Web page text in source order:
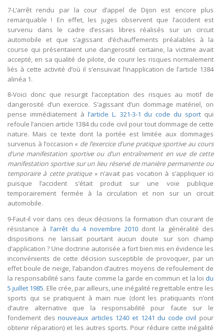
7-L’arrêt rendu par la cour d’appel de Dijon est encore plus
remarquable ! En effet, les juges observent que l’accident est
survenu dans le cadre d’essais libres réalisés sur un circuit
automobile et que s’agissant d’échauffements préalables à la
course qui présentaient une dangerosité certaine, la victime avait
accepté, en sa qualité de pilote, de courir les risques normalement
liés à cette activité d’où il s’ensuivait l’inapplication de l’article 1384
alinéa 1.
8-Voici donc que resurgit l’acceptation des risques au motif de
dangerosité d’un exercice. S’agissant d’un dommage matériel, on
pense immédiatement à l’article L. 321-3-1 du code du sport qui
refoule l’ancien article 1384 du code civil pour tout dommage de cette
nature. Mais ce texte dont la portée est limitée aux dommages
survenus à l’occasion « de l’exercice d’une pratique sportive au cours
d’une manifestation sportive ou d’un entraînement en vue de cette
manifestation sportive sur un lieu réservé de manière permanente ou
temporaire à cette pratique» n’avait pas vocation à s’appliquer ici
puisque l’accident s’était produit sur une voie publique
temporairement fermée à la circulation et non sur un circuit
automobile.
9-Faut-il voir dans ces deux décisions la formation d’un courant de
résistance à l’arrêt du 4 novembre 2010dont la généralité des
dispositions ne laissait pourtant aucun doute sur son champ
d’application ? Une doctrine autorisée a fort bien mis en évidence les
inconvénients de cette décision susceptible de provoquer, par un
effet boule de neige, l’abandon d’autres moyens de refoulement de
la responsabilité sans faute comme la garde en commun et la loi du
5 juillet 1985. Elle crée, par ailleurs, une inégalité regrettable entre les
sports qui se pratiquent à main nue (dont les pratiquants n’ont
d’autre alternative que la responsabilité pour faute sur le
fondement desnouveaux articles 1240 et 1241 du code civil pour
obtenir réparation) et les autres sports. Pour réduire cette inégalité